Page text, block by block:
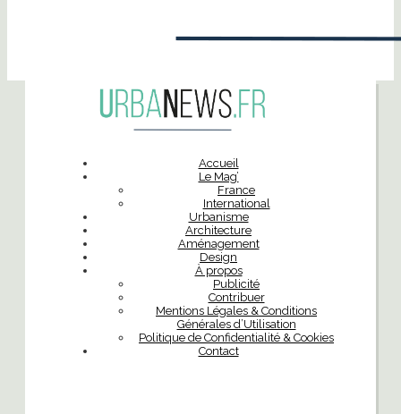
Accueil
Le Mag’
France
International
Urbanisme
Architecture
Aménagement
Design
À propos
Publicité
Contribuer
Mentions Légales & Conditions
Générales d’Utilisation
Politique de Confidentialité & Cookies
Contact